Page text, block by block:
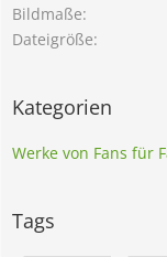
Bildmaße
Dateigröße
Kategorien
Werke von Fans für
Tags